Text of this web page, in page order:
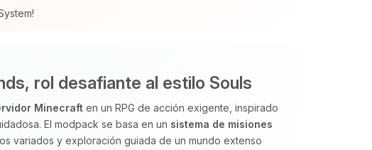
rol desafiante al estilo Souls
Minecraft en un RPG de acción exigente, inspirado
El modpack se basa en un sistema de misiones
variados y exploración guiada de un mundo extenso